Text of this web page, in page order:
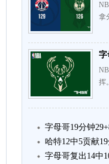
拿
字
挥
字母哥19分钟
哈特12中5贡献
字母哥复出14中